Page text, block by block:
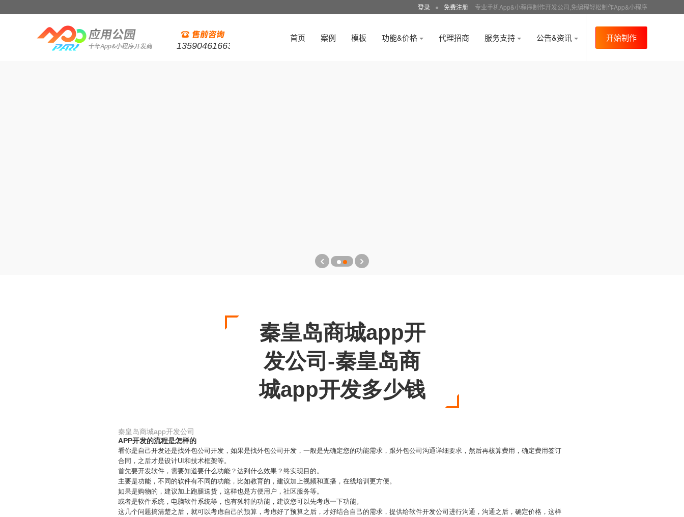
登录 ● 免费注册 专业手机App&小程序制作开发公司,免编程轻松制作App&小程序
13590461663
首页 案例 模板 功能&价格 代理招商 服务支持 公告&资讯 开始制作
秦皇岛商城app开
发公司-秦皇岛商
城app开发多少钱
秦皇岛商城app开发公司
APP开发的流程是怎样的
看你是自己开发还是找外包公司开发，如果是找外包公司开发，一般是先确定您的功能需求，跟外包公司沟通详细要求，然后再核算费用，确定费用签订
合同，之后才是设计UI和技术框架等。
首先要开发软件，需要知道要什么功能？达到什么效果？终实现目的。
主要是功能，不同的软件有不同的功能，比如教育的，建议加上视频和直播，在线培训更方便。
如果是购物的，建议加上跑腿送货，这样也是方便用户，社区服务等。
或者是软件系统，电脑软件系统等，也有独特的功能，建议您可以先考虑一下功能。
这几个问题搞清楚之后，就可以考虑自己的预算，考虑好了预算之后，才好结合自己的需求，提供给软件开发公司进行沟通，沟通之后，确定价格，这样